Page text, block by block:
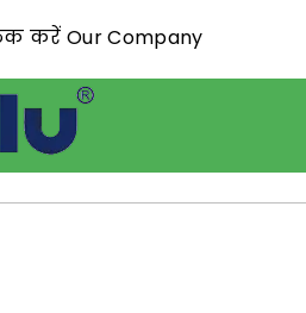
करें Our Company